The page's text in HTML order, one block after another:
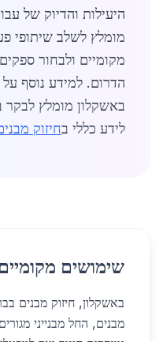
היעילות והדיוק של
מומלץ לשלב שיתופי
מקומיים ולבחור
הדרום. למידע נוסף על
באשקלון מומלץ לבקר
לידע כללי בחיזוק
שימושים
באשקלון, חיזוק מבנים
מבנים, החל מבנייני